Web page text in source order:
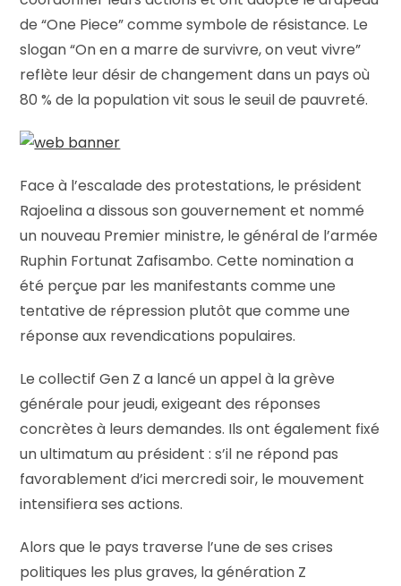
de “One Piece” comme symbole de résistance. Le
slogan “On en a marre de survivre, on veut vivre”
reflète leur désir de changement dans un pays où
80 % de la population vit sous le seuil de pauvreté.
Face à l’escalade des protestations, le président
Rajoelina a dissous son gouvernement et nommé
un nouveau Premier ministre, le général de l’armée
Ruphin Fortunat Zafisambo. Cette nomination a
été perçue par les manifestants comme une
tentative de répression plutôt que comme une
réponse aux revendications populaires.
Le collectif Gen Z a lancé un appel à la grève
générale pour jeudi, exigeant des réponses
concrètes à leurs demandes. Ils ont également fixé
un ultimatum au président : s’il ne répond pas
favorablement d’ici mercredi soir, le mouvement
intensifiera ses actions.
Alors que le pays traverse l’une de ses crises
politiques les plus graves, la génération Z